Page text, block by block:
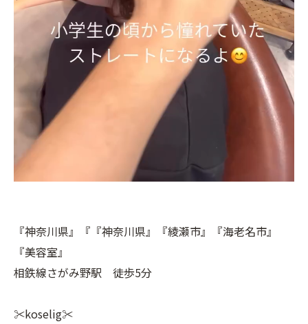
『神奈川県』『『神奈川県』『綾瀬市』『海老名市』
『美容室』
相鉄線さがみ野駅 徒歩5分
✂︎koselig✂︎